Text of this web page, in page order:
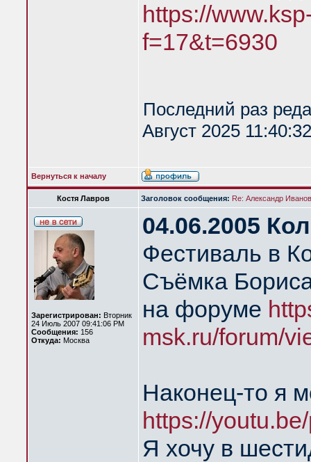
https://
f=17&t=6930
Последний раз
Август 2025
Вернуться к началу
Костя Лавров Заголовок сообщения: Re: Александр
Зарегистрирован: Вторник
24 Июль 2007 09:41:06 PM
Сообщения: 156
Откуда: Москва
04.06.2005
Фестиваль в
Съёмка
на форуме
msk.ru/forum/
Наконец-то я
https://
Я хочу в